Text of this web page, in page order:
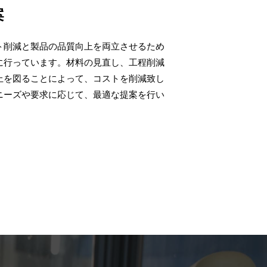
減と製品の品質向上を両立させるため
行っています。材料の見直し、工程削減
図ることによって、コストを削減致し
ズや要求に応じて、最適な提案を行い